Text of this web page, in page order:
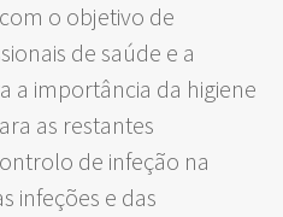
o objetivo de
de saúde e a
a importância da higiene
as restantes
de infeção na
infeções e das